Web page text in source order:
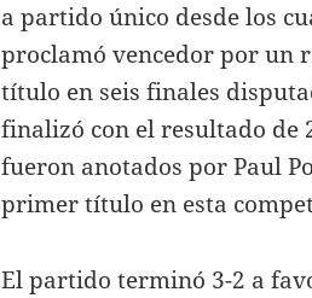
a partido único desde los
proclamó vencedor por un
título en seis finales
finalizó con el resultado de
fueron anotados por Paul
primer título en esta
El partido terminó 3-2 a